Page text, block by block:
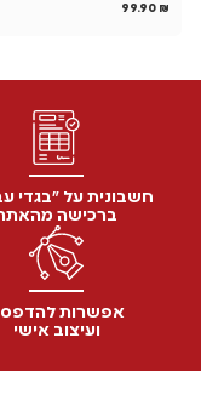
99.90 ₪
חשבונית על "בגדי
ברכישה
אפשרות
ועיצוב אישי